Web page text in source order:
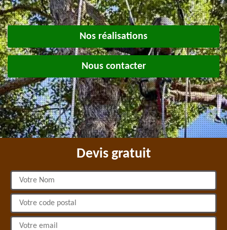
Nos réalisations
Nous contacter
Devis gratuit